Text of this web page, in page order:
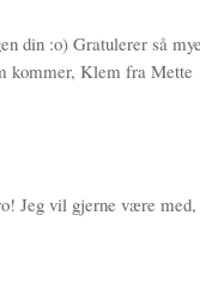
din :o) Gratulerer så
kommer, Klem fra Mette
Jeg vil gjerne være